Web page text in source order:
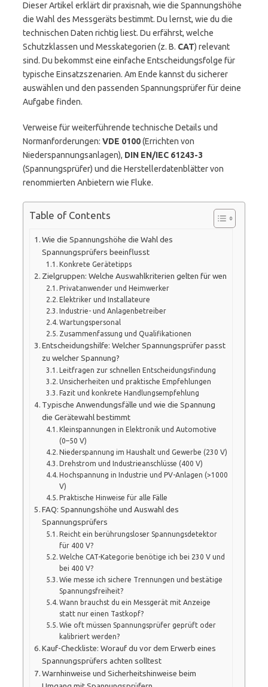
Dieser Artikel erklärt dir praxisnah, wie die Spannungshöhe
die Wahl des Messgeräts bestimmt. Du lernst, wie du die
technischen Daten richtig liest. Du erfährst, welche
Schutzklassen und Messkategorien (z. B. CAT) relevant
sind. Du bekommst eine einfache Entscheidungsfolge für
typische Einsatzszenarien. Am Ende kannst du sicherer
auswählen und den passenden Spannungsprüfer für deine
Aufgabe finden.
Verweise für weiterführende technische Details und
Normanforderungen: VDE 0100(Errichten von
Niederspannungsanlagen), DIN EN/IEC 61243-3
(Spannungsprüfer) und die Herstellerdatenblätter von
renommierten Anbietern wie Fluke.
Table of Contents
Wie die Spannungshöhe die Wahl des
Spannungsprüfers beeinflusst
Konkrete Gerätetipps
Zielgruppen: Welche Auswahlkriterien gelten für wen
Privatanwender und Heimwerker
Elektriker und Installateure
Industrie- und Anlagenbetreiber
Wartungspersonal
Zusammenfassung und Qualifikationen
Entscheidungshilfe: Welcher Spannungsprüfer passt
zu welcher Spannung?
Leitfragen zur schnellen Entscheidungsfindung
Unsicherheiten und praktische Empfehlungen
Fazit und konkrete Handlungsempfehlung
Typische Anwendungsfälle und wie die Spannung
die Gerätewahl bestimmt
Kleinspannungen in Elektronik und Automotive
(0–50 V)
Niederspannung im Haushalt und Gewerbe (230 V)
Drehstrom und Industrieanschlüsse (400 V)
Hochspannung in Industrie und PV-Anlagen (>1000
V)
Praktische Hinweise für alle Fälle
FAQ: Spannungshöhe und Auswahl des
Spannungsprüfers
Reicht ein berührungsloser Spannungsdetektor
für 400 V?
Welche CAT-Kategorie benötige ich bei 230 V und
bei 400 V?
Wie messe ich sichere Trennungen und bestätige
Spannungsfreiheit?
Wann brauchst du ein Messgerät mit Anzeige
statt nur einen Tastkopf?
Wie oft müssen Spannungsprüfer geprüft oder
kalibriert werden?
Kauf-Checkliste: Worauf du vor dem Erwerb eines
Spannungsprüfers achten solltest
Warnhinweise und Sicherheitshinweise beim